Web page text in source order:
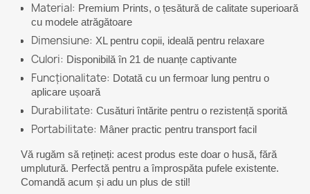
Material: Premium Prints, o țesătură de calitate superioară
cu modele atrăgătoare
Dimensiune: XL pentru copii, ideală pentru relaxare
Culori: Disponibilă în 21 de nuanțe captivante
Funcționalitate: Dotată cu un fermoar lung pentru o
aplicare ușoară
Durabilitate: Cusături întărite pentru o rezistență sporită
Portabilitate: Mâner practic pentru transport facil
Vă rugăm să rețineți: acest produs este doar o husă, fără
umplutură. Perfectă pentru a împrospăta pufele existente.
Comandă acum și adu un plus de stil!